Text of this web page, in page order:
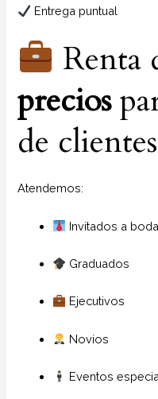
Entrega puntual
Renta
precios
de clientes
Atendemos:
Invitados a
Graduados
Ejecutivos
Novios
Eventos